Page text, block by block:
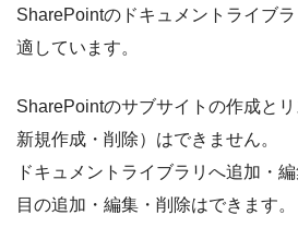
SharePointのドキュメントライブ
適しています。
SharePointのサブサイトの作成と
新規作成・削除）はできません。
ドキュメントライブラリへ追加・
目の追加・編集・削除はできます。